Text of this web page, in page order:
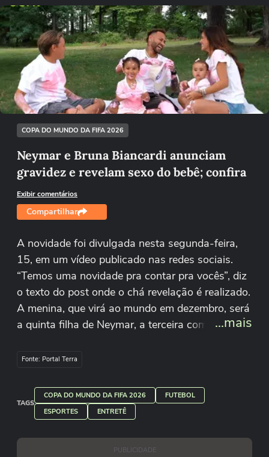
Ops!
Não foi possível reproduzir o vídeo
Tentar novamente
COPA DO MUNDO DA FIFA 2026
Neymar e Bruna Biancardi anunciam
gravidez e revelam sexo do bebê; confira
Exibir comentários
Compartilhar
A novidade foi divulgada nesta segunda-feira,
15, em um vídeo publicado nas redes sociais.
“Temos uma novidade pra contar pra vocês”, diz
o texto do post onde o chá revelação é realizado.
A menina, que virá ao mundo em dezembro, será
a quinta filha de Neymar, a terceira com Bruna
Reprodução/Bruna Biancardi/Youtube
...mais
Fonte: Portal Terra
TAGS
COPA DO MUNDO DA FIFA 2026
FUTEBOL
ESPORTES
ENTRETÊ
PUBLICIDADE